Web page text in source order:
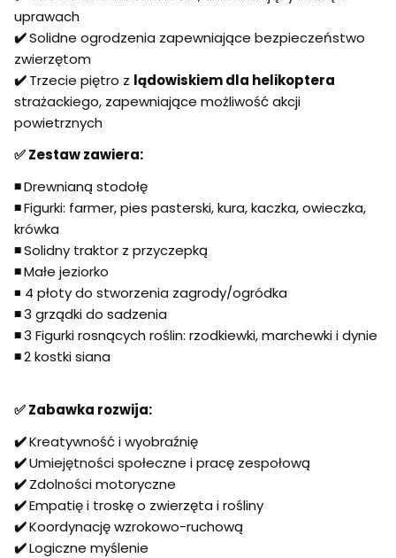
uprawach
✔️Solidne ogrodzenia zapewniające bezpieczeństwo
zwierzętom
✔️Trzecie piętro z lądowiskiem dla helikoptera
strażackiego, zapewniające możliwość akcji
powietrznych
✅Zestaw zawiera:
◾Drewnianą stodołę
◾Figurki: farmer, pies pasterski, kura, kaczka, owieczka,
krówka
◾Solidny traktor z przyczepką
◾Małe jeziorko
◾ 4 płoty do stworzenia zagrody/ogródka
◾3 grządki do sadzenia
◾3 Figurki rosnących roślin: rzodkiewki, marchewki i dynie
◾2 kostki siana
✅Zabawka rozwija:
✔️Kreatywność i wyobraźnię
✔️Umiejętności społeczne i pracę zespołową
✔️Zdolności motoryczne
✔️Empatię i troskę o zwierzęta i rośliny
✔️Koordynację wzrokowo-ruchową
✔️Logiczne myślenie